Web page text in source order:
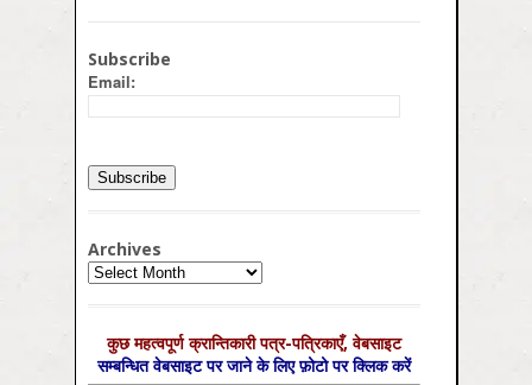
Subscribe
Email:
Archives
Archives
कुछ महत्‍वपूर्ण क्रान्तिकारी पत्र-पत्रिकाएँ, वेबसाइट
सम्‍बन्धित वेबसाइट पर जाने के लिए फ़ोटो पर क्लिक करें